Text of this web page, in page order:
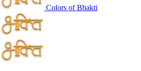
Colors of Bhakti